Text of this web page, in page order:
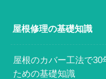
屋根修理の基礎知識
屋根のカバー工法で
ための基礎知識